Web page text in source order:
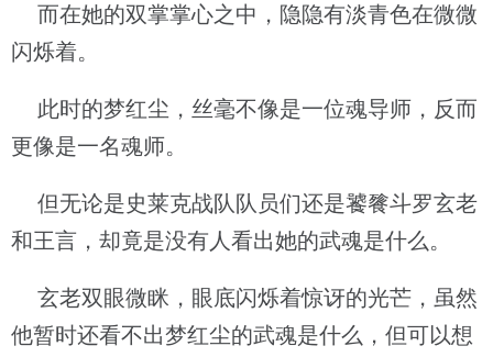
而在她的双掌掌心之中，隐隐有淡青色在微微
闪烁着。
此时的梦红尘，丝毫不像是一位魂导师，反而
更像是一名魂师。
但无论是史莱克战队队员们还是饕餮斗罗玄老
和王言，却竟是没有人看出她的武魂是什么。
玄老双眼微眯，眼底闪烁着惊讶的光芒，虽然
他暂时还看不出梦红尘的武魂是什么，但可以想